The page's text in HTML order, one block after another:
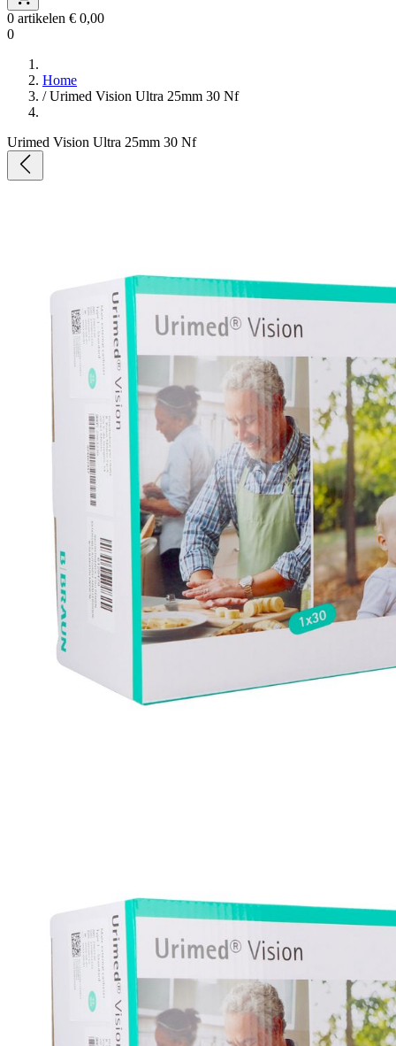
0 artikelen € 0,00
0
Home
/ Urimed Vision Ultra 25mm 30 Nf
Urimed Vision Ultra 25mm 30 Nf